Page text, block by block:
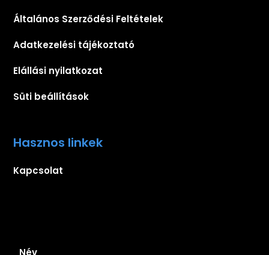
Általános Szerződési Feltételek
Adatkezelési tájékoztató
Elállási nyilatkozat
Süti beállítások
Hasznos linkek
Kapcsolat